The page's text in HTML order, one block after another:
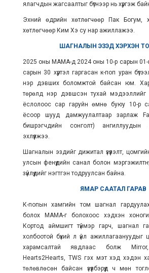
ялагчдын жагсаалтыг бүтнээр нь хүргэж
Эхний өдрийн хөтлөгчөөр Пак Богум,
хөтлөгчөөр Ким Хэ су нар ажиллажээ.
ШАГНАЛЫН ЭЗЭД ХЭРХЭН
2025 оны МАМА-д 2024 оны 10-р сарын 01-
сарын 30 хүртэл гаргасан к-поп уран
нэр дэвших боломжтой байсан юм.
төрөлд нэр дэвшсэн тухай мэдээллийг
ёслолоос сар гаруйн өмнө буюу 10-р
ёсоор шууд дамжуулалтаар зарлаж
бишрэгчдийн сонголт) ангиллуудын
эхлүүлжээ.
Шагналын эздийг дижитал үзүүлэлт,
улсын фенүүдийн санал болон
зүйлүүдийг нэгтгэн тодруулсан байна.
ЯМАР СААТАЛ ГАРАВ
К-попын хамгийн том шагнал
болох МАМА-г болохоос хэдхэн
Кортод аймшигт түймэр гарч, шагнал
холбоотой бүхий л үйл ажиллагаануудыг
харамсалтай явдлаас болж
Hearts2Hearts, TWS гэх мэт хэд хэдэн
төлөвлөсөн байсан үзүүлбэрүүд ч мөн